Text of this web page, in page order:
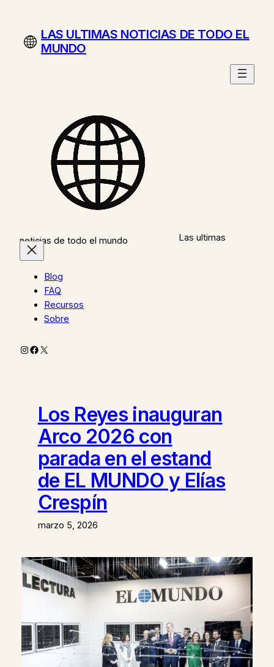
contenidoLAS ULTIMAS NOTICIAS DE TODO EL
MUNDO
Las ultimas
noticias de todo el mundo
Blog
FAQ
Recursos
Sobre
Instagram
Facebook
X
Los Reyes inauguran
Arco 2026 con
parada en el estand
de EL MUNDO y Elías
Crespín
marzo 5, 2026